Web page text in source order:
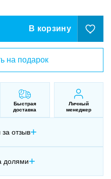
В корзину
на подарок
Быстрая
доставка
Личный
менеджер
отзыв+
долями+